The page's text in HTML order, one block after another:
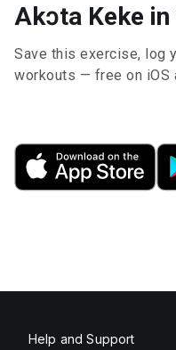
Akɔta Keke
Save this exercise, log
workouts — free on iOS
Help and Support